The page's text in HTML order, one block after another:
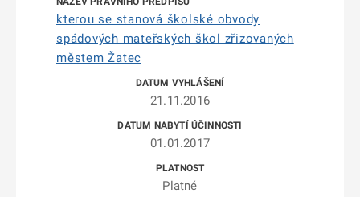
kterou se stanová školské obvody
spádových mateřských škol zřizovaných
městem Žatec
21.11.2016
01.01.2017
Platné